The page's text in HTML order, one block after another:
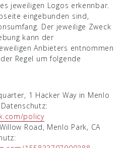
jeweiligen Logos erkennbar.
eingebunden sind,
Der jeweilige Zweck
kann der
Anbieters entnommen
Regel um folgende
1 Hacker Way in Menlo
Datenschutz:
policy
Road, Menlo Park, CA